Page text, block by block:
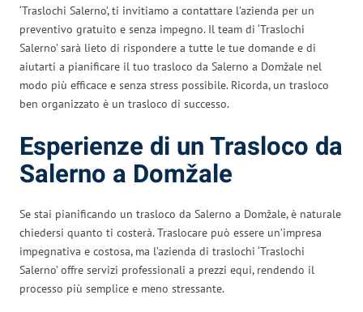
‘Traslochi Salerno’, ti invitiamo a contattare l’azienda per un
preventivo gratuito e senza impegno. Il team di ‘Traslochi
Salerno’ sarà lieto di rispondere a tutte le tue domande e di
aiutarti a pianificare il tuo trasloco da Salerno a Domžale nel
modo più efficace e senza stress possibile. Ricorda, un trasloco
ben organizzato è un trasloco di successo.
Esperienze di un Trasloco da
Salerno a Domžale
Se stai pianificando un trasloco da Salerno a Domžale, è naturale
chiedersi quanto ti costerà. Traslocare può essere un’impresa
impegnativa e costosa, ma l’azienda di traslochi ‘Traslochi
Salerno’ offre servizi professionali a prezzi equi, rendendo il
processo più semplice e meno stressante.